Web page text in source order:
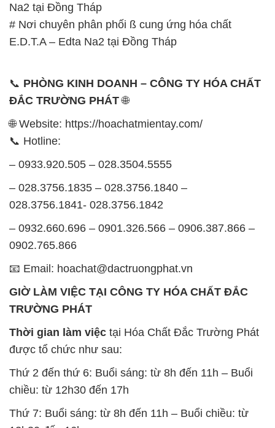
Na2 tại Đồng Tháp
# Nơi chuyên phân phối ß cung ứng hóa chất
E.D.T.A – Edta Na2 tại Đồng Tháp
📞 PHÒNG KINH DOANH – CÔNG TY HÓA CHẤT
ĐẮC TRƯỜNG PHÁT🌐
🌐 Website: https://hoachatmientay.com/
📞 Hotline:
– 0933.920.505 – 028.3504.5555
– 028.3756.1835 – 028.3756.1840 –
028.3756.1841- 028.3756.1842
– 0932.660.696 – 0901.326.566 – 0906.387.866 –
0902.765.866
📧 Email: hoachat@dactruongphat.vn
GIỜ LÀM VIỆC TẠI CÔNG TY HÓA CHẤT ĐẮC
TRƯỜNG PHÁT
Thời gian làm việc tại Hóa Chất Đắc Trường Phát
được tổ chức như sau:
Thứ 2 đến thứ 6: Buổi sáng: từ 8h đến 11h – Buổi
chiều: từ 12h30 đến 17h
Thứ 7: Buổi sáng: từ 8h đến 11h – Buổi chiều: từ